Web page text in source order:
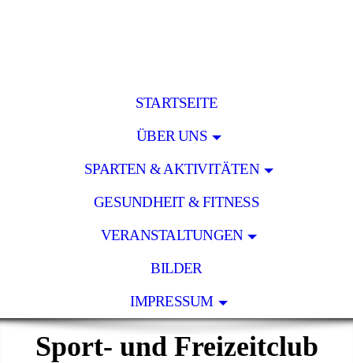
STARTSEITE
ÜBER UNS
SPARTEN & AKTIVITÄTEN
GESUNDHEIT & FITNESS
VERANSTALTUNGEN
BILDER
IMPRESSUM
Sport- und Freizeitclub